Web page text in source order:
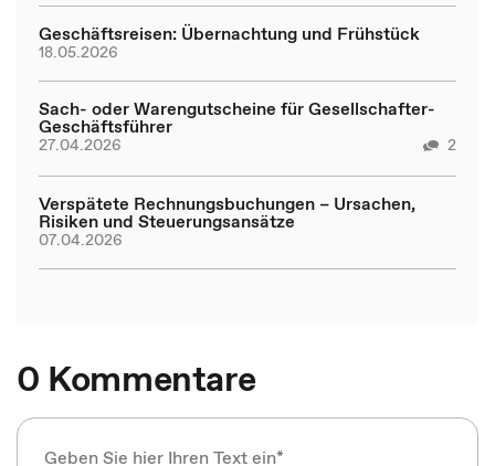
Geschäftsreisen: Übernachtung und Frühstück
18.05.2026
Sach- oder Warengutscheine für Gesellschafter-
Geschäftsführer
27.04.2026 2
Verspätete Rechnungsbuchungen – Ursachen,
Risiken und Steuerungsansätze
07.04.2026
0 Kommentare